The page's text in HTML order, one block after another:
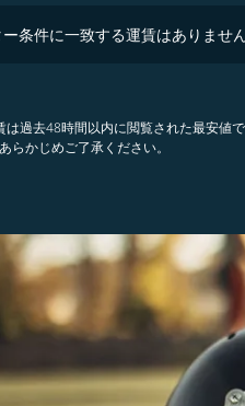
条件に一致する運賃はありませ
過去48時間以内に閲覧された最安値
らかじめご了承ください。